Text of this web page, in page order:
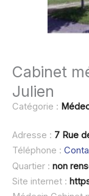
Cabinet
Julien
Catégorie :
Adresse : 7 Rue
Téléphone :
Quartier : non
Site internet :